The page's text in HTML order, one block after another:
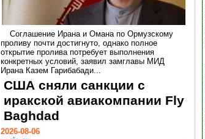
Соглашение Ирана и Омана по Ормузскому
проливу почти достигнуто, однако полное
открытие пролива потребует выполнения
конкретных условий, заявил замглавы МИД
Ирана Казем Гарибабади...
США сняли санкции с
иракской авиакомпании Fly
Baghdad
2026-08-06